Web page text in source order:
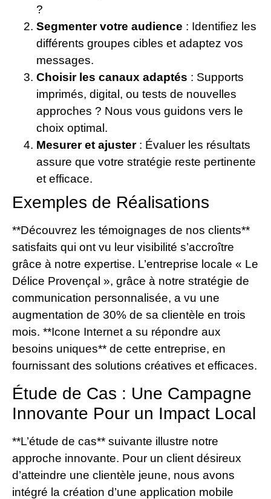
?
Segmenter votre audience : Identifiez les
différents groupes cibles et adaptez vos
messages.
Choisir les canaux adaptés : Supports
imprimés, digital, ou tests de nouvelles
approches ? Nous vous guidons vers le
choix optimal.
Mesurer et ajuster: Évaluer les résultats
assure que votre stratégie reste pertinente
et efficace.
Exemples de Réalisations
**Découvrez les témoignages de nos clients**
satisfaits qui ont vu leur visibilité s’accroître
grâce à notre expertise. L’entreprise locale « Le
Délice Provençal », grâce à notre stratégie de
communication personnalisée, a vu une
augmentation de 30% de sa clientèle en trois
mois. **Icone Internet a su répondre aux
besoins uniques** de cette entreprise, en
fournissant des solutions créatives et efficaces.
Étude de Cas : Une Campagne
Innovante Pour un Impact Local
**L’étude de cas** suivante illustre notre
approche innovante. Pour un client désireux
d’atteindre une clientèle jeune, nous avons
intégré la création d’une application mobile